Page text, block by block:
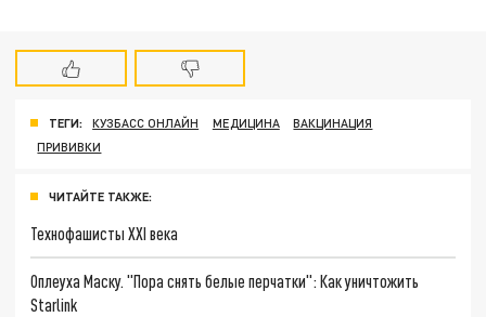
ТЕГИ: КУЗБАСС ОНЛАЙН МЕДИЦИНА
ВАКЦИНАЦИЯ
ПРИВИВКИ
ЧИТАЙТЕ ТАКЖЕ:
Технофашисты XXI века
Оплеуха Маску. "Пора снять белые перчатки": Как уничтожить
Starlink